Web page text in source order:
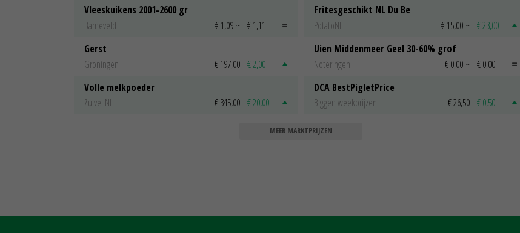
Vleeskuikens 2001-2600 gr
Barneveld
€ 1,09 ~ € 1,11
Gerst
Groningen
€ 197,00 € 2,00
Volle melkpoeder
Zuivel NL
€ 345,00 € 20,00
Fritesgeschikt NL Du Be
PotatoNL
€ 15,00 ~ € 23,00
Uien Middenmeer Geel 30-60% grof
Noteringen
€ 0,00 ~ € 0,00
DCA BestPigletPrice
Biggen weekprijzen
€ 26,50 € 0,50
MEER MARKTPRIJZEN